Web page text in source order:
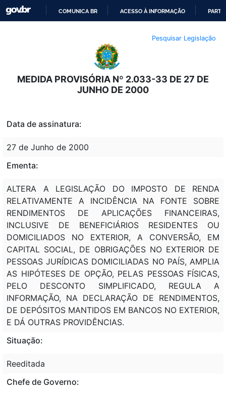
O
CONTEÚDO
COMUNICA BR ACESSO À INFORMAÇÃO
Pesquisar Legislação
MEDIDA PROVISÓRIA Nº 2.033-33 DE 27 DE
JUNHO DE 2000
Data de assinatura:
27 de Junho de 2000
Ementa:
ALTERA A LEGISLAÇÃO DO IMPOSTO DE RENDA
RELATIVAMENTE A INCIDÊNCIA NA FONTE SOBRE
RENDIMENTOS DE APLICAÇÕES FINANCEIRAS,
INCLUSIVE DE BENEFICIÁRIOS RESIDENTES OU
DOMICILIADOS NO EXTERIOR, A CONVERSÃO, EM
CAPITAL SOCIAL, DE OBRIGAÇÕES NO EXTERIOR DE
PESSOAS JURÍDICAS DOMICILIADAS NO PAÍS, AMPLIA
AS HIPÓTESES DE OPÇÃO, PELAS PESSOAS FÍSICAS,
PELO DESCONTO SIMPLIFICADO, REGULA A
INFORMAÇÃO, NA DECLARAÇÃO DE RENDIMENTOS,
DE DEPÓSITOS MANTIDOS EM BANCOS NO EXTERIOR,
E DÁ OUTRAS PROVIDÊNCIAS.
Situação:
Reeditada
Chefe de Governo: